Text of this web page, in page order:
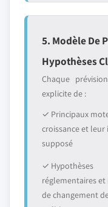
5. Modèle De
Hypothèses
Chaque
explicite de :
✓ Principaux
croissance et leur
supposé
✓ Hypothèses
réglementaires et
de changement